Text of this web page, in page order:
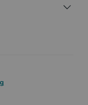
av ord och